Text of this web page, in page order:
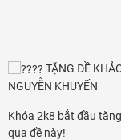
Liên hệ
Đăng nhập
TẶNG ĐỀ
NGUYỄN KHUYẾN
Khóa 2k8 bắt đầu
qua đề này!